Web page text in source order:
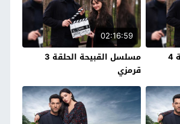
مسلسل القبيحة الحلقة 4
02:16:59
مسلسل القبيحة الحلقة 3
قرمزي